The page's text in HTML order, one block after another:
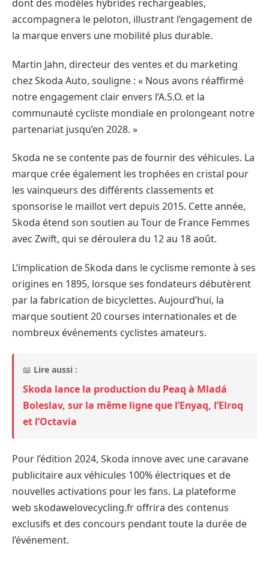
dont des modèles hybrides rechargeables,
accompagnera le peloton, illustrant l’engagement de
la marque envers une mobilité plus durable.
Martin Jahn, directeur des ventes et du marketing
chez Skoda Auto, souligne : « Nous avons réaffirmé
notre engagement clair envers l’A.S.O. et la
communauté cycliste mondiale en prolongeant notre
partenariat jusqu’en 2028. »
Skoda ne se contente pas de fournir des véhicules. La
marque crée également les trophées en cristal pour
les vainqueurs des différents classements et
sponsorise le maillot vert depuis 2015. Cette année,
Skoda étend son soutien au Tour de France Femmes
avec Zwift, qui se déroulera du 12 au 18 août.
L’implication de Skoda dans le cyclisme remonte à ses
origines en 1895, lorsque ses fondateurs débutèrent
par la fabrication de bicyclettes. Aujourd’hui, la
marque soutient 20 courses internationales et de
nombreux événements cyclistes amateurs.
📖 Lire aussi :
Skoda lance la production du Peaq à Mladá
Boleslav, sur la même ligne que l’Enyaq, l’Elroq
et l’Octavia
Pour l’édition 2024, Skoda innove avec une caravane
publicitaire aux véhicules 100% électriques et de
nouvelles activations pour les fans. La plateforme
web skodawelovecycling.fr offrira des contenus
exclusifs et des concours pendant toute la durée de
l’événement.